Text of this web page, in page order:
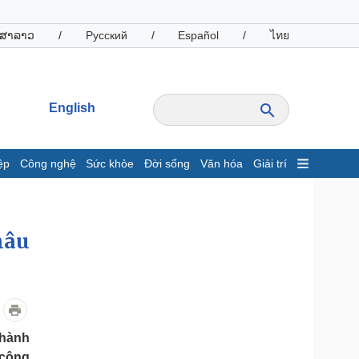
າລາວ / Русский / Español / ไทย
English
Công nghệ Sức khỏe Đời sống Văn hóa Giải trí
nghiệp
nghiệp
Thông tin doanh nghiệp